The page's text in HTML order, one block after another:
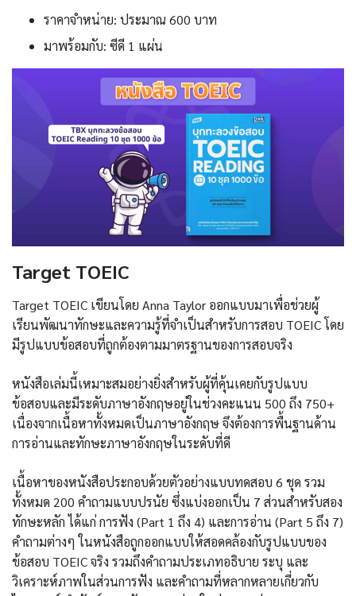
ราคาจำหน่าย: ประมาณ 600 บาท
มาพร้อมกับ: ซีดี 1 แผ่น
Target TOEIC
Target TOEIC เขียนโดย Anna Taylor ออกแบบมาเพื่อช่วยผู้
เรียนพัฒนาทักษะและความรู้ที่จำเป็นสำหรับการสอบ TOEIC โดย
มีรูปแบบข้อสอบที่ถูกต้องตามมาตรฐานของการสอบจริง
หนังสือเล่มนี้เหมาะสมอย่างยิ่งสำหรับผู้ที่คุ้นเคยกับรูปแบบ
ข้อสอบและมีระดับภาษาอังกฤษอยู่ในช่วงคะแนน 500 ถึง 750+
เนื่องจากเนื้อหาทั้งหมดเป็นภาษาอังกฤษ จึงต้องการพื้นฐานด้าน
การอ่านและทักษะภาษาอังกฤษในระดับที่ดี
เนื้อหาของหนังสือประกอบด้วยตัวอย่างแบบทดสอบ 6 ชุด รวม
ทั้งหมด 200 คำถามแบบปรนัย ซึ่งแบ่งออกเป็น 7 ส่วนสำหรับสอง
ทักษะหลัก ได้แก่ การฟัง (Part 1 ถึง 4) และการอ่าน (Part 5 ถึง 7)
คำถามต่างๆ ในหนังสือถูกออกแบบให้สอดคล้องกับรูปแบบของ
ข้อสอบ TOEIC จริง รวมถึงคำถามประเภทอธิบาย ระบุ และ
วิเคราะห์ภาพในส่วนการฟัง และคำถามที่หลากหลายเกี่ยวกับ